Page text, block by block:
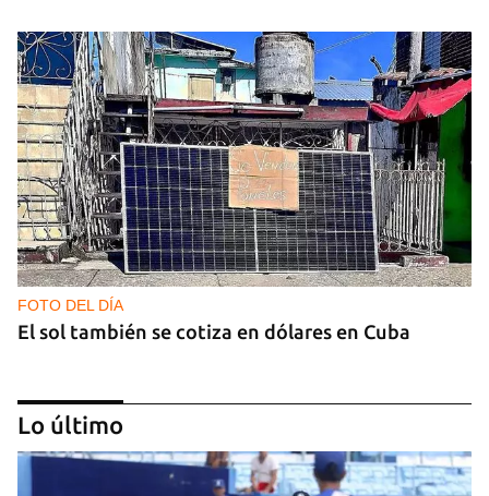
FOTO DEL DÍA
El sol también se cotiza en dólares en Cuba
Lo último